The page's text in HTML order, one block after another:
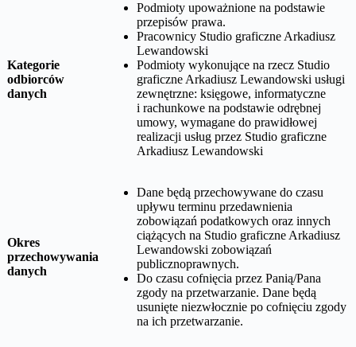
Kategorie
odbiorców
danych
Podmioty upoważnione na podstawie
przepisów prawa.
Pracownicy Studio graficzne Arkadiusz
Lewandowski
Podmioty wykonujące na rzecz Studio
graficzne Arkadiusz Lewandowski usługi
zewnętrzne: księgowe, informatyczne
i rachunkowe na podstawie odrębnej
umowy, wymagane do prawidłowej
realizacji usług przez Studio graficzne
Arkadiusz Lewandowski
Okres
przechowywania
danych
Dane będą przechowywane do czasu
upływu terminu przedawnienia
zobowiązań podatkowych oraz innych
ciążących na Studio graficzne Arkadiusz
Lewandowski zobowiązań
publicznoprawnych.
Do czasu cofnięcia przez Panią/Pana
zgody na przetwarzanie. Dane będą
usunięte niezwłocznie po cofnięciu zgody
na ich przetwarzanie.